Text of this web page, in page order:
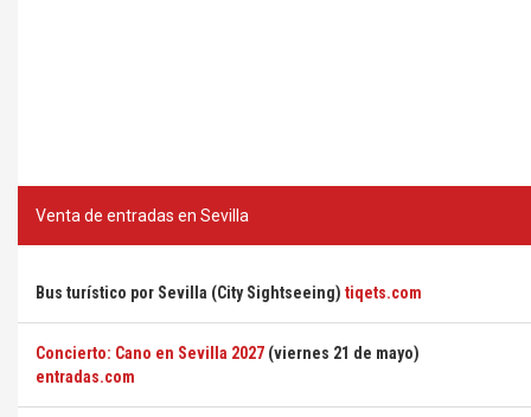
Venta de entradas en Sevilla
Bus turístico por Sevilla (City Sightseeing) tiqets.com
Concierto: Cano en Sevilla 2027 (viernes 21 de mayo)
entradas.com